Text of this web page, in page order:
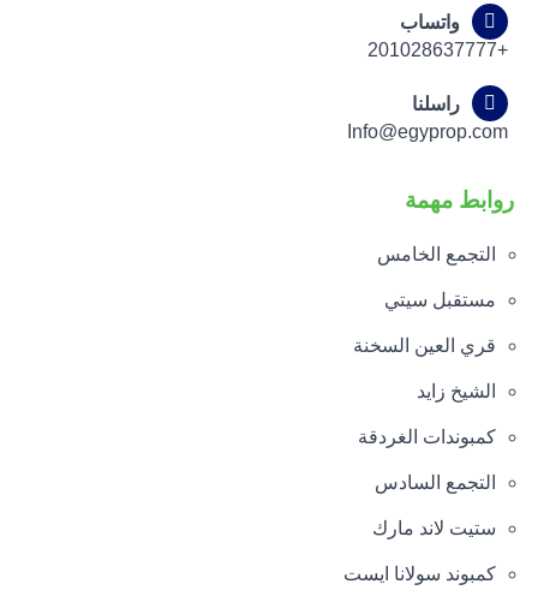
واتساب
+201028637777
راسلنا
Info@egyprop.com
روابط مهمة
التجمع الخامس
مستقبل سيتي
قري العين السخنة
الشيخ زايد
كمبوندات الغردقة
التجمع السادس
ستيت لاند مارك
كمبوند سولانا ايست